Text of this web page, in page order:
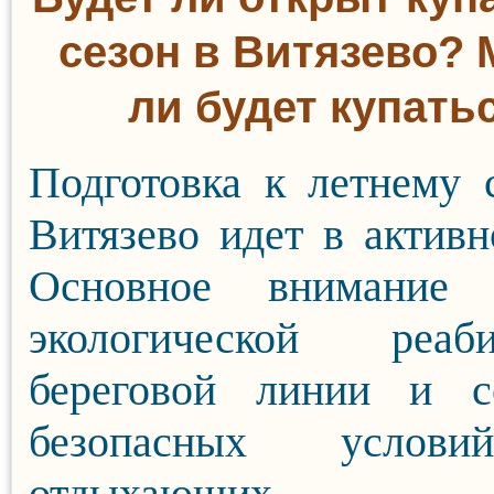
сезон в Витязево?
ли будет
Подготовка к летнему
Витязево идет в
Основное внимание
экологической
береговой линии и
безопасных